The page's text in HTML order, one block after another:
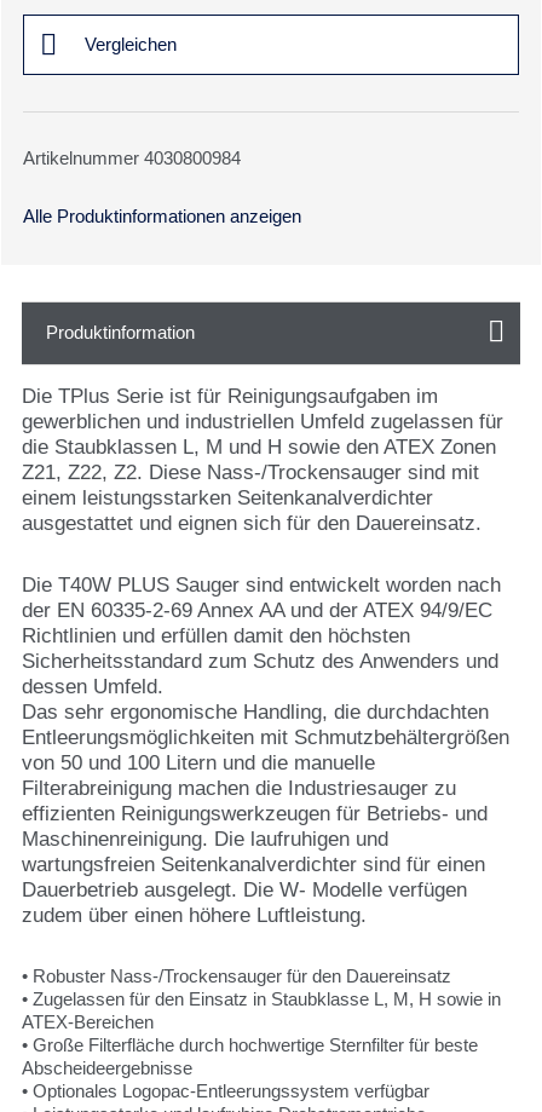
Vergleichen
Artikelnummer 4030800984
Alle Produktinformationen anzeigen
Produktinformation
Die TPlus Serie ist für Reinigungsaufgaben im
gewerblichen und industriellen Umfeld zugelassen für
die Staubklassen L, M und H sowie den ATEX Zonen
Z21, Z22, Z2. Diese Nass-/Trockensauger sind mit
einem leistungsstarken Seitenkanalverdichter
ausgestattet und eignen sich für den Dauereinsatz.
Die T40W PLUS Sauger sind entwickelt worden nach
der EN 60335-2-69 Annex AA und der ATEX 94/9/EC
Richtlinien und erfüllen damit den höchsten
Sicherheitsstandard zum Schutz des Anwenders und
dessen Umfeld.
Das sehr ergonomische Handling, die durchdachten
Entleerungsmöglichkeiten mit Schmutzbehältergrößen
von 50 und 100 Litern und die manuelle
Filterabreinigung machen die Industriesauger zu
effizienten Reinigungswerkzeugen für Betriebs- und
Maschinenreinigung. Die laufruhigen und
wartungsfreien Seitenkanalverdichter sind für einen
Dauerbetrieb ausgelegt. Die W- Modelle verfügen
zudem über einen höhere Luftleistung.
• Robuster Nass-/Trockensauger für den Dauereinsatz
• Zugelassen für den Einsatz in Staubklasse L, M, H sowie in
ATEX-Bereichen
• Große Filterfläche durch hochwertige Sternfilter für beste
Abscheideergebnisse
• Optionales Logopac-Entleerungssystem verfügbar